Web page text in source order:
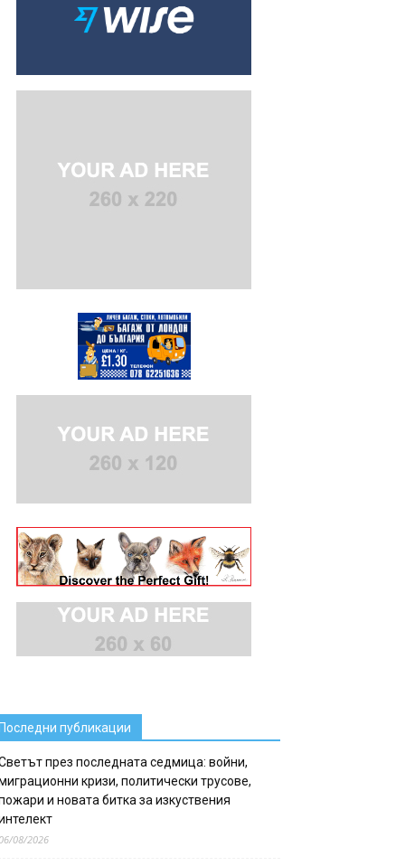
публикации
през последната седмица: войни,
кризи, политически трусове,
и новата битка за изкуствения
08/2026